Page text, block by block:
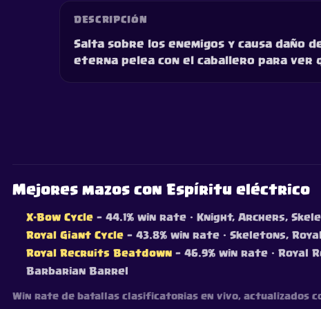
DESCRIPCIÓN
Salta sobre los enemigos y causa daño
eterna pelea con el caballero para ver
Mejores mazos con Espíritu eléctrico
X-Bow Cycle — 44.1% win rate · Knight, Archers,
Royal Giant Cycle — 43.8% win rate · Skeletons,
Royal Recruits Beatdown — 46.9% win rate · Royal
Barbarian Barrel
Win rate de batallas clasificatorias en vivo, actualizados